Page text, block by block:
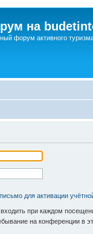
на
форум активного
для активации
при каждом
на конференции в